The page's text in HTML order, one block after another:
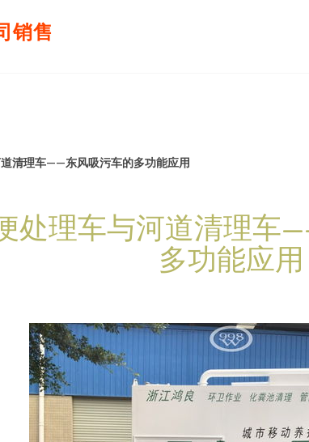
销售
清理车——东风吸污车的多功能应用
处理车与河道清理车
多功能应用